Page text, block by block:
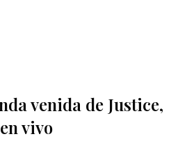
venida de Justice,
vivo